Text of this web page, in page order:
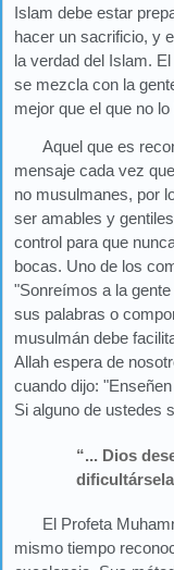
Islam debe estar
hacer un sacrificio, y
la verdad del Islam.
se mezcla con la
mejor que el que no
Aquel que es
mensaje cada vez
no musulmanes, por
ser amables y
control para que
bocas. Uno de los
"Sonreímos a la
sus palabras o
musulmán debe
Allah espera de
cuando dijo:
Si alguno de ustedes
“... Dios
El Profeta
mismo tiempo